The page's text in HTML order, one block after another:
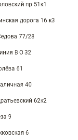
пр 51к1
дорога 16 к3
77/28
В О 32
61
40
62к2
9
6